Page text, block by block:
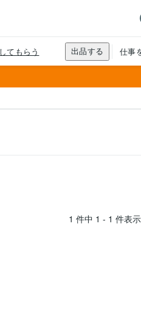
1 件中 1 - 1 件表示